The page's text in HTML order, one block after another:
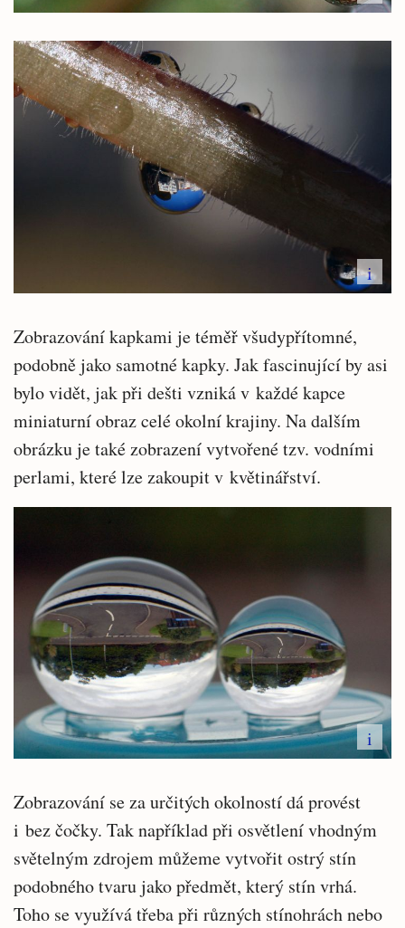
i
Zobrazování kapkami je téměř všudypřítomné,
podobně jako samotné kapky. Jak fascinující by asi
bylo vidět, jak při dešti vzniká v každé kapce
miniaturní obraz celé okolní krajiny. Na dalším
obrázku je také zobrazení vytvořené tzv. vodními
perlami, které lze zakoupit v květinářství.
i
Zobrazování se za určitých okolností dá provést
i bez čočky. Tak například při osvětlení vhodným
světelným zdrojem můžeme vytvořit ostrý stín
podobného tvaru jako předmět, který stín vrhá.
Toho se využívá třeba při různých stínohrách nebo